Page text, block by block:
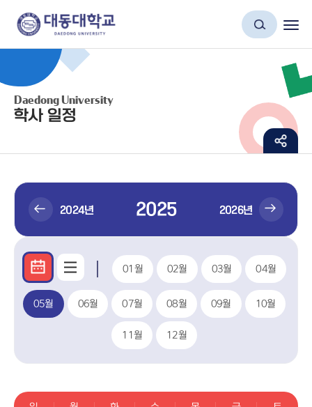
Daedong University
학사 일정
2024년 2025 2026년
01월 02월 03월 04월
05월 06월 07월 08월 09월 10월
11월 12월